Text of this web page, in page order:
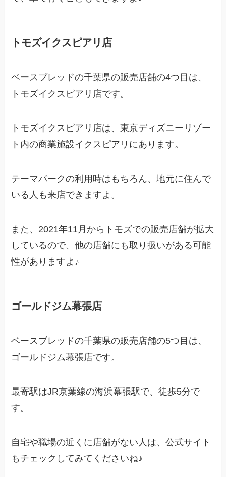
トモズイクスピアリ店
ベースブレッドの千葉県の販売店舗の4つ目は、
トモズイクスピアリ店です。
トモズイクスピアリ店は、東京ディズニーリゾー
ト内の商業施設イクスピアリにあります。
テーマパークの利用時はもちろん、地元に住んで
いる人も来店できますよ。
また、2021年11月からトモズでの販売店舗が拡大
しているので、他の店舗にも取り扱いがある可能
性がありますよ♪
ゴールドジム幕張店
ベースブレッドの千葉県の販売店舗の5つ目は、
ゴールドジム幕張店です。
最寄駅はJR京葉線の海浜幕張駅で、徒歩5分で
す。
自宅や職場の近くに店舗がない人は、公式サイト
もチェックしてみてくださいね♪